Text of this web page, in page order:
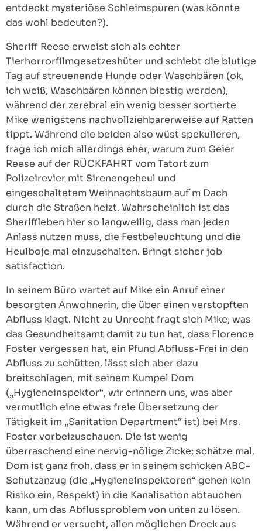
entdeckt mysteriöse Schleimspuren (was könnte
das wohl bedeuten?).
Sheriff Reese erweist sich als echter
Tierhorrorfilmgesetzeshüter und schiebt die blutige
Tag auf streuenende Hunde oder Waschbären (ok,
ich weiß, Waschbären können biestig werden),
während der zerebral ein wenig besser sortierte
Mike wenigstens nachvollziehbarerweise auf Ratten
tippt. Während die beiden also wüst spekulieren,
frage ich mich allerdings eher, warum zum Geier
Reese auf der RÜCKFAHRT vom Tatort zum
Polizeirevier mit Sirenengeheul und
eingeschaltetem Weihnachtsbaum auf´m Dach
durch die Straßen heizt. Wahrscheinlich ist das
Sheriffleben hier so langweilig, dass man jeden
Anlass nutzen muss, die Festbeleuchtung und die
Heulboje mal einzuschalten. Bringt sicher job
satisfaction.
In seinem Büro wartet auf Mike ein Anruf einer
besorgten Anwohnerin, die über einen verstopften
Abfluss klagt. Nicht zu Unrecht fragt sich Mike, was
das Gesundheitsamt damit zu tun hat, dass Florence
Foster vergessen hat, ein Pfund Abfluss-Frei in den
Abfluss zu schütten, lässt sich aber dazu
breitschlagen, mit seinem Kumpel Dom
(„Hygieneinspektor“, wir erinnern uns, was aber
vermutlich eine etwas freie Übersetzung der
Tätigkeit im „Sanitation Department“ ist) bei Mrs.
Foster vorbeizuschauen. Die ist wenig
überraschend eine nervig-nölige Zicke; schätze mal,
Dom ist ganz froh, dass er in seinem schicken ABC-
Schutzanzug (die „Hygieneinspektoren“ gehen kein
Risiko ein, Respekt) in die Kanalisation abtauchen
kann, um das Abflussproblem von unten zu lösen.
Während er versucht, allen möglichen Dreck aus